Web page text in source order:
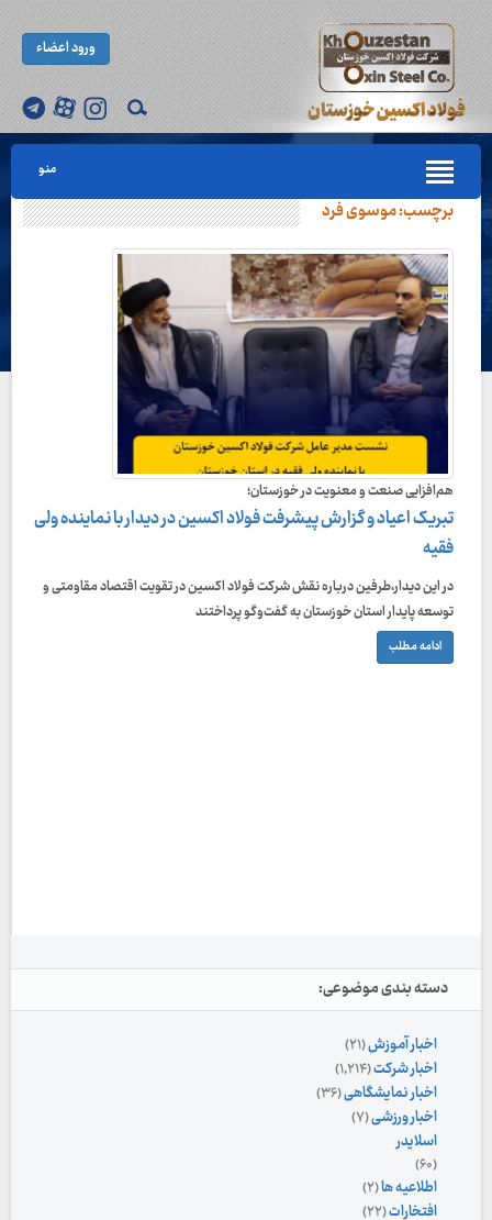
ورود اعضاء
منو
برچسب:موسوی فرد
هم‌افزایی صنعت و معنویت در خوزستان؛
تبریک اعیاد و گزارش پیشرفت فولاد اکسین در دیدار با نماینده ولی
فقیه
در این دیدار،طرفین درباره نقش شرکت فولاد اکسین در تقویت اقتصاد مقاومتی و
توسعه پایدار استان خوزستان به گفت‌وگو پرداختند
ادامه مطلب
دسته بندی موضوعی:
اخبار آموزش(۲۱)
اخبار شرکت(۱,۲۱۴)
اخبار نمایشگاهی(۳۶)
اخبار ورزشی(۷)
اسلایدر
(۶۰)
اطلاعیه ها(۲)
افتخارات(۲۲)